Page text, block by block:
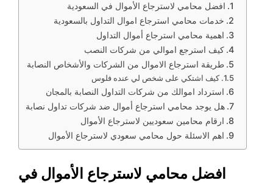
افضل محامي لاسترجاع الأموال في السعودية
خدمات محامي استرجاع اموال التداول بالسعودية
اهمية محامي استرجاع أموال التداول
كيف استرجع اموالي من شركات النصب
طريقة استرجاع الاموال من الشركات والأشخاص النصابة
كيف اشتكي على شخص لي عنده فلوس
استرداد اموالك من شركات التداول النصابة بالمجان
هل يوجد محامي استرجاع أموال ضد شركات تداول نصابة
ارقام محامين سعوديين لاسترجاع الأموال
اهم الاسئلة حول محامي سعودي لاسترجاع الأموال
افضل محامي لاسترجاع الأموال في